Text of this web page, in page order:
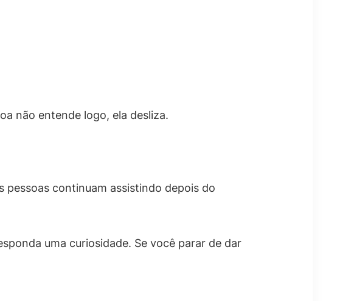
não entende logo, ela desliza.
pessoas continuam assistindo depois do
uma curiosidade. Se você parar de dar